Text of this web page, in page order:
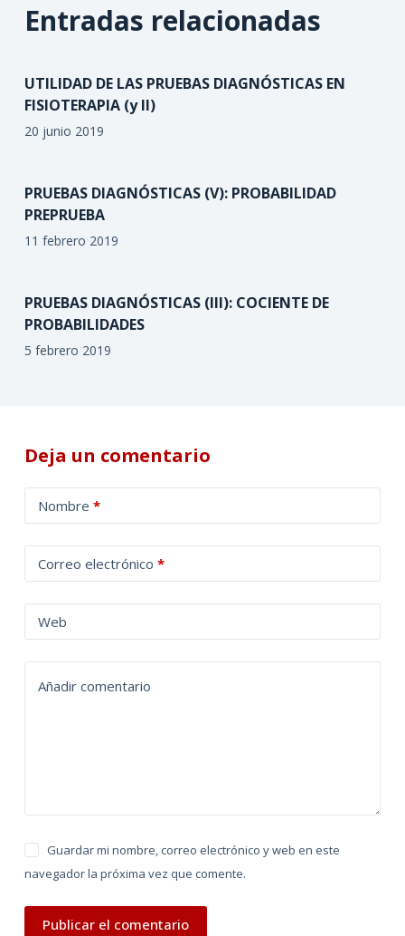
Entradas relacionadas
UTILIDAD DE LAS PRUEBAS DIAGNÓSTICAS EN
FISIOTERAPIA (y II)
20 junio 2019
PRUEBAS DIAGNÓSTICAS (V): PROBABILIDAD
PREPRUEBA
11 febrero 2019
PRUEBAS DIAGNÓSTICAS (III): COCIENTE DE
PROBABILIDADES
5 febrero 2019
Deja un comentario
Nombre *
Correo electrónico *
Web
Añadir comentario
Guardar mi nombre, correo electrónico y web en este
navegador la próxima vez que comente.
Publicar el comentario
l
t
a
t